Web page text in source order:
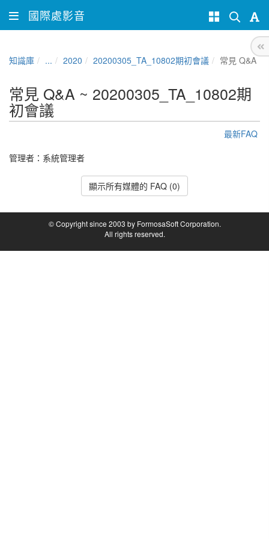
國際處影音
知識庫 ... 2020 20200305_TA_10802期初會議 常見 Q&A
常見 Q&A ~ 20200305_TA_10802期
初會議
最新FAQ
管理者： 系統管理者
顯示所有媒體的 FAQ (0)
© Copyright since 2003 by FormosaSoft Corporation.
All rights reserved.